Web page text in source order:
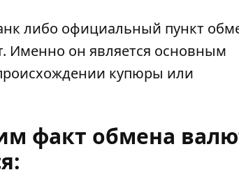
либо официальный пункт
Именно он является основным
купюры или
факт обмена